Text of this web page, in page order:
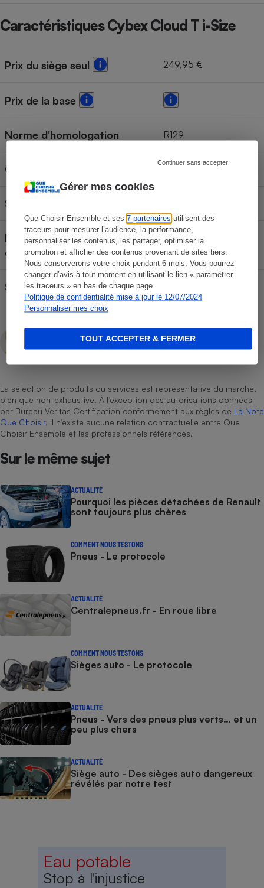
Gérer mes cookies
Que Choisir Ensemble et ses7 partenaires utilisent des
traceurs pour mesurer l’audience, la performance,
personnaliser les contenus, les partager, optimiser la
promotion et afficher des contenus provenant de sites tiers.
Nous conserverons votre choix pendant 6 mois. Vous pourrez
changer d’avis à tout moment en utilisant le lien « paramétrer
les traceurs » en bas de chaque page.
Politique de confidentialité mise à jour le 12/07/2024
Personnaliser mes choix
Continuer sans accepter
TOUT ACCEPTER & FERMER
Caractéristiques Cybex Cloud T i-Size
Prix du siège seul 249,95 €
Prix de la base
Norme d'homologation R129
Groupe ou équivalent
Siège homologué pour
Mode d'installation de la
configuration testée
Siège ceinturé
Siège pivotant
La sélection de produits ou services est représentative du marché,
bien que non-exhaustive. À l’exception des autorisations données
par Bureau Veritas Certification conformément aux règles de La Note
Que Choisir, il n’existe aucune relation contractuelle entre Que
Choisir Ensemble et les professionnels référencés.
Sur le même sujet
ACTUALITÉ
Pourquoi les pièces détachées de Renault
sont toujours plus chères
COMMENT NOUS TESTONS
Pneus - Le protocole
ACTUALITÉ
Centralepneus.fr - En roue libre
COMMENT NOUS TESTONS
Sièges auto - Le protocole
ACTUALITÉ
Pneus - Vers des pneus plus verts… et un
peu plus chers
ACTUALITÉ
Siège auto - Des sièges auto dangereux
révélés par notre test
Eau potable
Stop à l'injustice